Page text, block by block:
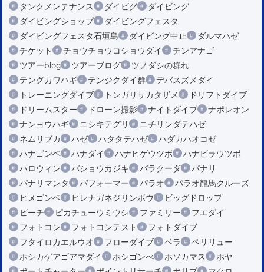
タンクメンテナンス
ダイビグ
ダイビング
ダイビングショップ
ダイビングフェスタ
ダイビングフェスタ石垣島
ダイビング中止
ダルマハゼ
チケット
チョウチョウコショウダイ
チンアナゴ
ツアーblog
ツアーブログ
ツノダシの群れ
テングカワハギ
テンジクダイ群
デバスズメダイ
トレーニングダイブ
トンガリサカタザメ
ドリフトダイブ
ドリームスター
ドローン撮影 ナイトダイブ
ナポレオン
ナンヨウハギ
ニシキテグリ
ニチリンダテハゼ
ネムリブカ
ハゼ ハタタテハゼ
ハダカハオコゼ
ハナゴンベ
ハナダイ ハナヒゲウツボ
ハナビラウツボ
ハロウィン
バショウカジキ バラクーダ
パナリ
パナリマンタ
パフォーマー パラオ
パラオ龍馬クルーズ
ヒメゴンベ
ヒレナガネジリンボウ
ビッグドロップ
ビーチ
ピカチューウミウシ ファミリー
フエダイ
フォトコン
フォトコンテスト
フォトダイブ
フタイロカエルウオ
フローダイブ ベラ
ペリリュー
ホシカゲアゴアマダイ
ホシゴンべ ホソカマス
ホヤ